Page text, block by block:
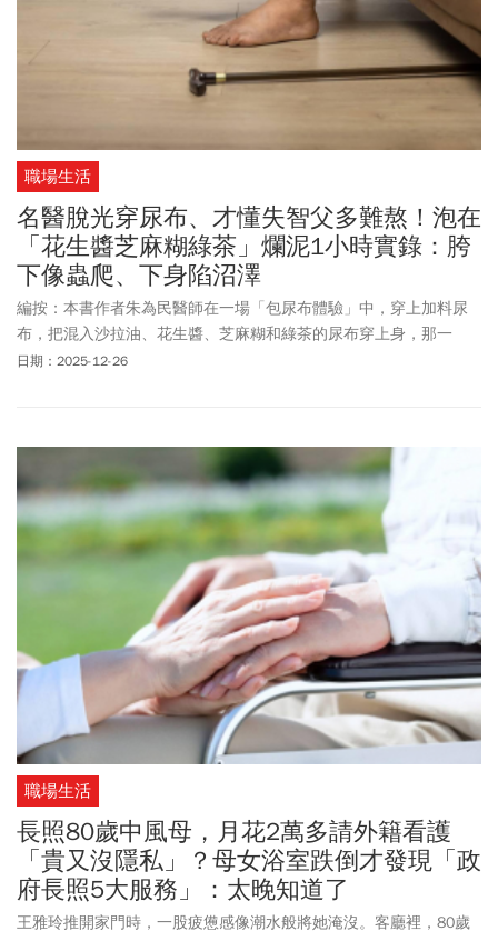
職場生活
名醫脫光穿尿布、才懂失智父多難熬！泡在
「花生醬芝麻糊綠茶」爛泥1小時實錄：胯
下像蟲爬、下身陷沼澤
編按：本書作者朱為民醫師在一場「包尿布體驗」中，穿上加料尿
布，把混入沙拉油、花生醬、芝麻糊和綠茶的尿布穿上身，那一
刻，涼黏癢潮如「毛毛蟲蠕動」與「下半身彷彿進沼澤」的感官衝
會中，如何兼顧照護品質與長者尊嚴，是值得深思的課題。
日期：2025-12-26
職場生活
長照80歲中風母，月花2萬多請外籍看護
「貴又沒隱私」？母女浴室跌倒才發現「政
府長照5大服務」：太晚知道了
王雅玲推開家門時，一股疲憊感像潮水般將她淹沒。客廳裡，80歲